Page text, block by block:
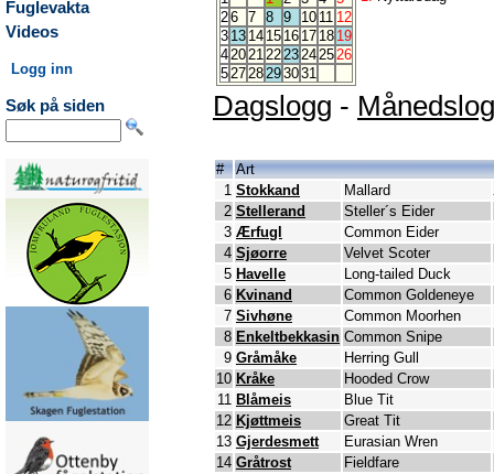
Fuglevakta
Videos
Logg inn
Søk på siden
26 7 8 9 10 11 12
3 13 14 15 16 17 18 19
420212223242526
52728293031
Dagslogg -
#
Art
1 Stokkand
Mallard
2 Stellerand
Steller´s Eider
3 Ærfugl
Common Eider
4 Sjøorre
Velvet Scoter
5 Havelle
Long-tailed Duck
6 Kvinand
Common Goldeneye
7 Sivhøne
Common Moorhen
8 Enkeltbekkasin Common Snipe
9 Gråmåke
Herring Gull
10 Kråke
Hooded Crow
11 Blåmeis
Blue Tit
12 Kjøttmeis
Great Tit
13 Gjerdesmett
Eurasian Wren
14 Gråtrost
Fieldfare